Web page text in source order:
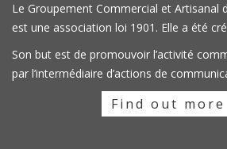
Le Groupement Commercial et Artisanal
est une association loi 1901. Elle a été
Son but est de promouvoir l’activité
par l’intermédiaire d’actions de
Find out more